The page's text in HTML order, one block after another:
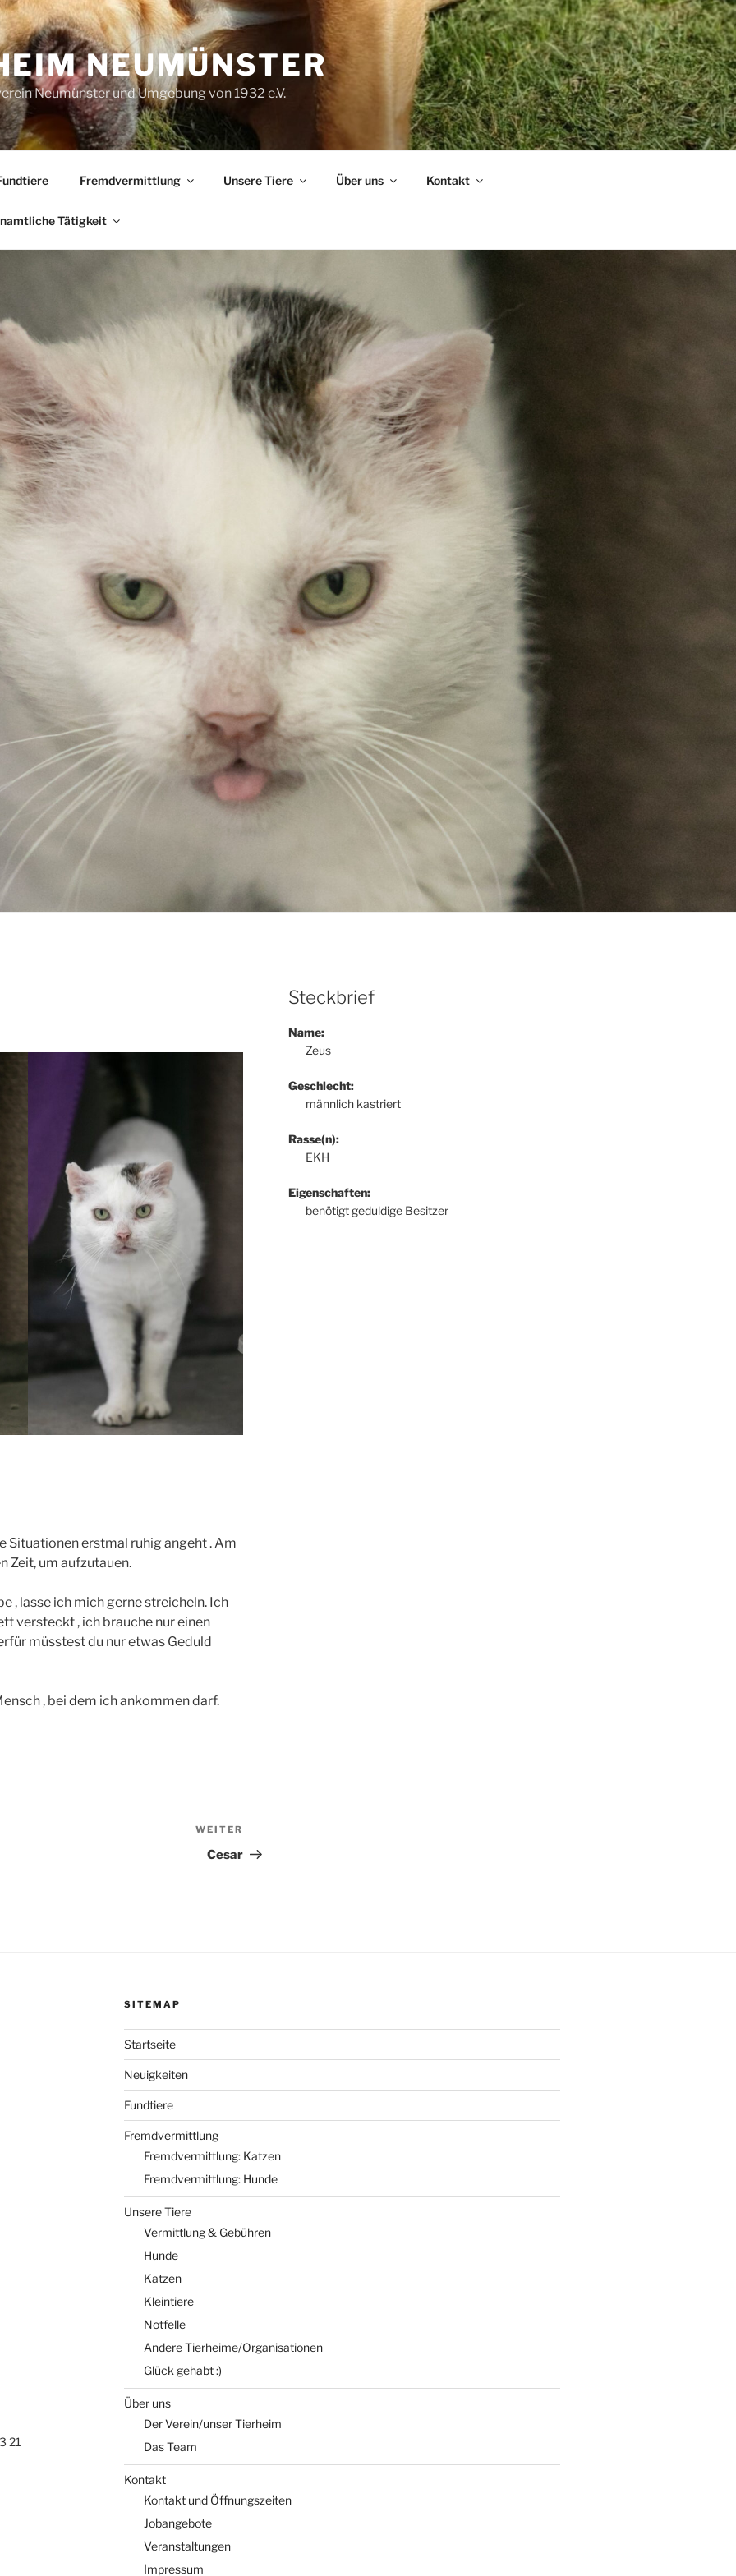
NEUMÜNSTER
Neumünster und Umgebung von 1932 e.V.
Fremdvermittlung Unsere Tiere Über uns Kontakt
Tätigkeit
Situationen erstmal ruhig angeht . Am
Zeit, um aufzutauen.
, lasse ich mich gerne streicheln. Ich
versteckt , ich brauche nur einen
müsstest du nur etwas Geduld
, bei dem ich ankommen darf.
Beitrag
WEITER
Cesar
Steckbrief
Name:
Zeus
Geschlecht:
männlich kastriert
Rasse(n):
EKH
Eigenschaften:
benötigt geduldige Besitzer
21
SITEMAP
Startseite
Neuigkeiten
Fundtiere
Fremdvermittlung
Fremdvermittlung: Katzen
Fremdvermittlung: Hunde
Unsere Tiere
Vermittlung & Gebühren
Hunde
Katzen
Kleintiere
Notfelle
Andere Tierheime/Organisationen
Glück gehabt :)
Über uns
Der Verein/unser Tierheim
Das Team
Kontakt
Kontakt und Öffnungszeiten
Jobangebote
Veranstaltungen
Impressum